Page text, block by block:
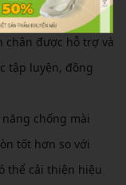
bàn chân trước
chân được hỗ trợ và
tập luyện, đồng
chống mài
tốt hơn so với
thể cải thiện hiệu